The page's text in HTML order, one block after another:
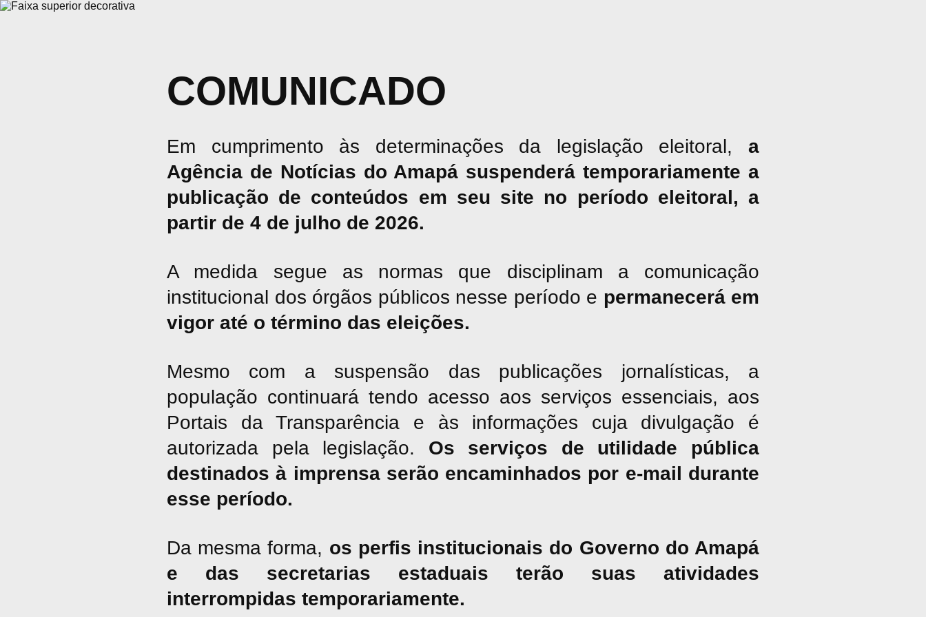
COMUNICADO
Em cumprimento às determinações da legislação eleitoral, a
Agência de Notícias do Amapá suspenderá temporariamente a
publicação de conteúdos em seu site no período eleitoral, a
partir de 4 de julho de 2026.
A medida segue as normas que disciplinam a comunicação
institucional dos órgãos públicos nesse período e permanecerá em
vigor até o término das eleições.
Mesmo com a suspensão das publicações jornalísticas, a
população continuará tendo acesso aos serviços essenciais, aos
Portais da Transparência e às informações cuja divulgação é
autorizada pela legislação. Os serviços de utilidade pública
destinados à imprensa serão encaminhados por e-mail durante
esse período.
Da mesma forma, os perfis institucionais do Governo do Amapá
e das secretarias estaduais terão suas atividades
interrompidas temporariamente.